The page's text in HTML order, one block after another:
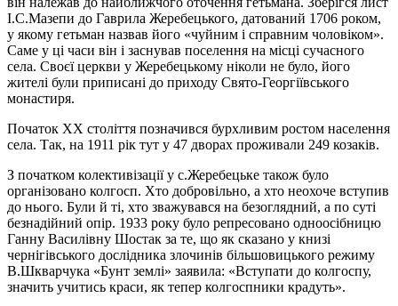
І.С.Мазепи до Гаврила Жеребецького, датований 1706 роком,
у якому гетьман назвав його «чуй­ним і справним чоловіком».
Саме у ці часи він і заснував поселення на місці сучасного
села. Своєї церк­ви у Жеребецькому ніколи не було, його
жителі були приписані до приходу Свято-Геор­гі­ївсь­ко­го
монастиря.
Початок XX століття позначився бурхливим ростом населення
села. Так, на 1911 рік тут у 47 дво­рах проживали 249 козаків.
З початком колективізації у с.Жеребецьке також було
організовано колгосп. Хто добровіль­но, а хто неохоче вступив
до нього. Були й ті, хто зважувався на безоглядний, а по суті
без­на­дійний опір. 1933 року було репресовано одноосібницю
Ганну Василівну Шостак за те, що як ска­за­но у книзі
чернігівського дослідника злочинів більшовицького режиму
В.Шкварчука «Бунт зем­лі» заявила: «Вступати до колгоспу,
значить учитись краси, як тепер колгоспники крадуть».